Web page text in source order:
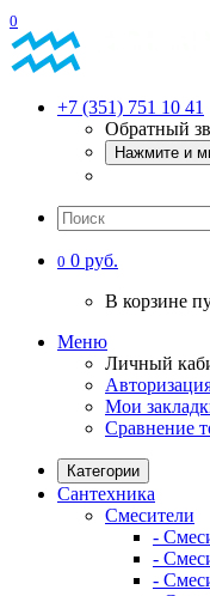
0
+7 (351) 751 10 41
Обратный
Нажмите и
0 0 руб.
В корзине
Меню
Личный
Мои
Сравнение
Категории
Сантехника
Смесители
-
-
-